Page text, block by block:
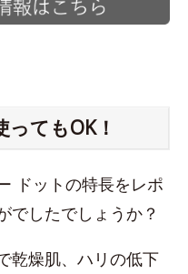
てもOK！
ドットの特長をレポ
でしたでしょうか？
乾燥肌、ハリの低下